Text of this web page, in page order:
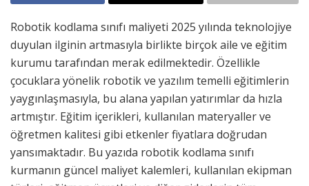
Robotik kodlama sınıfı maliyeti 2025 yılında teknolojiye
duyulan ilginin artmasıyla birlikte birçok aile ve eğitim
kurumu tarafından merak edilmektedir. Özellikle
çocuklara yönelik robotik ve yazılım temelli eğitimlerin
yaygınlaşmasıyla, bu alana yapılan yatırımlar da hızla
artmıştır. Eğitim içerikleri, kullanılan materyaller ve
öğretmen kalitesi gibi etkenler fiyatlara doğrudan
yansımaktadır. Bu yazıda robotik kodlama sınıfı
kurmanın güncel maliyet kalemleri, kullanılan ekipman